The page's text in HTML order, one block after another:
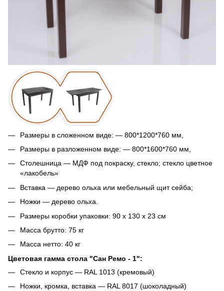
Размеры в сложенном виде: — 800*1200*760 мм,
Размеры в разложенном виде: — 800*1600*760 мм,
Столешница — МДФ под покраску, стекло; стекло цветное
«лакобель»
Вставка — дерево ольха или мебельный щит сейба;
Ножки — дерево ольха.
Размеры коробки упаковки: 90 х 130 х 23 см
Масса брутто: 75 кг
Масса нетто: 40 кг
Цветовая гамма стола "Сан Ремо - 1":
Стекло и корпус — RAL 1013 (кремовый)
Ножки, кромка, вставка — RAL 8017 (шоколадный)